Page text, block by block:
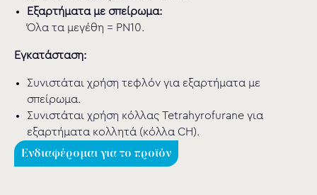
Εξαρτήματα με σπείρωμα:
Όλα τα μεγέθη = PN10.
Εγκατάσταση:
Συνιστάται χρήση τεφλόν για εξαρτήματα με
σπείρωμα.
Συνιστάται χρήση κόλλας Tetrahyrofurane για
εξαρτήματα κολλητά (κόλλα CH).
Ενδιαφέρομαι για το προϊόν